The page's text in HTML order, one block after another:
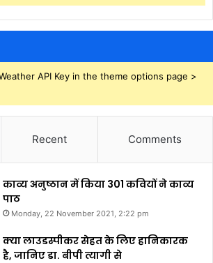
API Key in the theme options page >
Recent Comments
काव्य अनुष्ठान में किया 301 कवियों ने काव्य
पाठ
Monday, 22 November 2021, 2:22 pm
क्या लाउडस्पीकर सेहत के लिए हानिकारक
है, जानिए डा. बीपी त्यागी से